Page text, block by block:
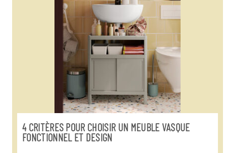
4 CRITÈRES POUR CHOISIR UN MEUBLE VASQUE
FONCTIONNEL ET DESIGN